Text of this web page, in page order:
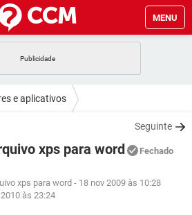
MENU
FACEBOOK
GMAIL
WHATSAPP
GMAIL
WHATSAPP
EXCEL
WHATSAPP
e aplicativos
Seguinte
xps para word Fechado
xps para word - 18 nov 2009 às 10:28
às 23:24